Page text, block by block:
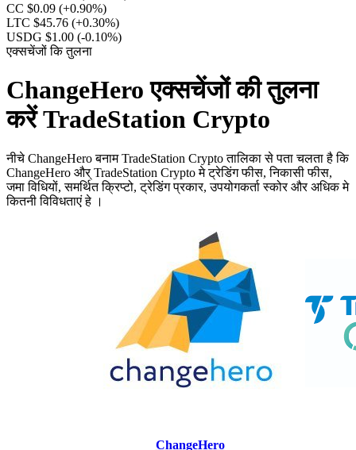
CC $0.09 (+0.90%)
LTC $45.76 (+0.30%)
USDG $1.00 (-0.10%)
एक्सचेंजों कि तुलना
ChangeHero एक्सचेंजों की तुलना
करें TradeStation Crypto
नीचे ChangeHero बनाम TradeStation Crypto तालिका से पता चलता है कि
ChangeHero और् TradeStation Crypto मे ट्रेडिंग फीस, निकासी फीस,
जमा विधियों, समर्थित क्रिप्टो, ट्रेडिंग प्रकार, उपयोगकर्ता स्कोर और अधिक मे
कितनी विविधताएं हे ।
ChangeHero